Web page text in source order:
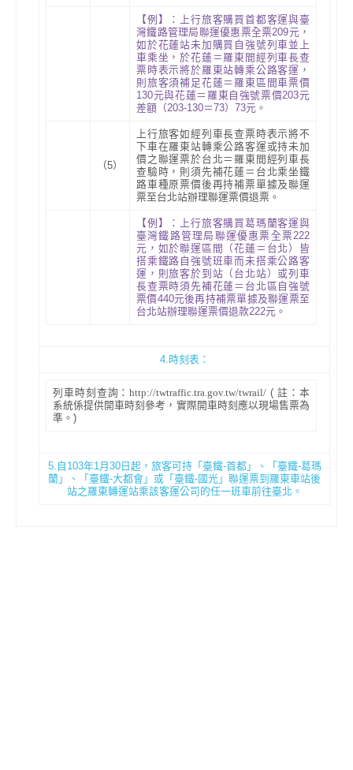
【例】：上行旅客購買首都客運與臺
灣鐵路管理局聯運優惠票全票209元，
如於花蓮站未加購買自強號列車並上
車乘坐，於花蓮＝羅東間經列車長查
票時表示將於羅東站轉乘公路客運，
則旅客須補足花蓮＝羅東區間車票價
130元與花蓮＝羅東自強號票價203元
差額（203-130＝73）73元。
（5）
上行旅客如經列車長查票時表示將不
下車在羅東站轉乘公路客運或持未加
價之聯運票於台北＝羅東間經列車長
查驗時，則須先補花蓮＝台北乘坐鐵
路車種原票價後再持補票單據及聯運
票至台北站辦理聯運票價退票。
【例】：上行旅客購買葛瑪蘭客運與
臺灣鐵路管理局聯運優惠票全票222
元，如於聯運區間（花蓮＝台北）皆
搭乘鐵路自強號班車而未搭乘公路客
運，則旅客於到站（台北站）或列車
長查票時須先補花蓮＝台北區自強號
票價440元後再持補票單據及聯運票至
台北站辦理聯運票價退款222元。
4.時刻表：
列車時刻查詢：http://twtraffic.tra.gov.tw/twrail/ ( 註：本
系統係提供開車時刻參考，實際開車時刻應以現場售票為
準。)
5.自103年1月30日起，旅客可持「臺鐵-首都」、「臺鐵-葛瑪
蘭」、「臺鐵-大都會」或「臺鐵-國光」聯運票到羅東車站後
站之羅東轉運站乘該客運公司的任一班車前往臺北。